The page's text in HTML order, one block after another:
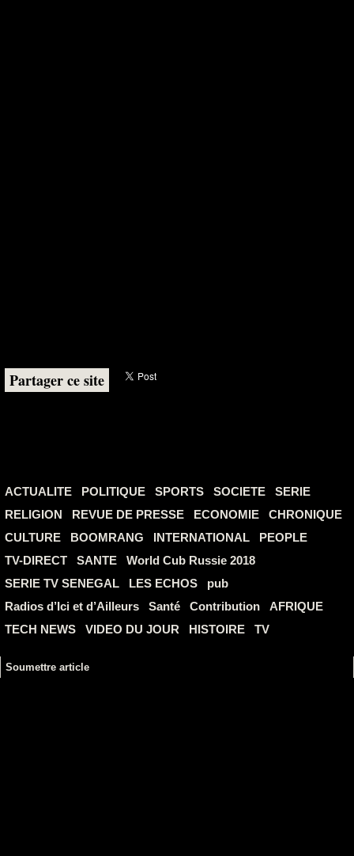
Partager ce site
ACTUALITE POLITIQUE SPORTS SOCIETE
SERIE
RELIGION
REVUE DE PRESSE ECONOMIE
CHRONIQUE
CULTURE
BOOMRANG INTERNATIONAL
PEOPLE
TV-DIRECT
SANTE
World Cub Russie 2018
SERIE TV SENEGAL
LES ECHOS
pub
Radios d’Ici et d’Ailleurs
Santé Contribution
AFRIQUE
TECH NEWS
VIDEO DU JOUR HISTOIRE TV
Soumettre article